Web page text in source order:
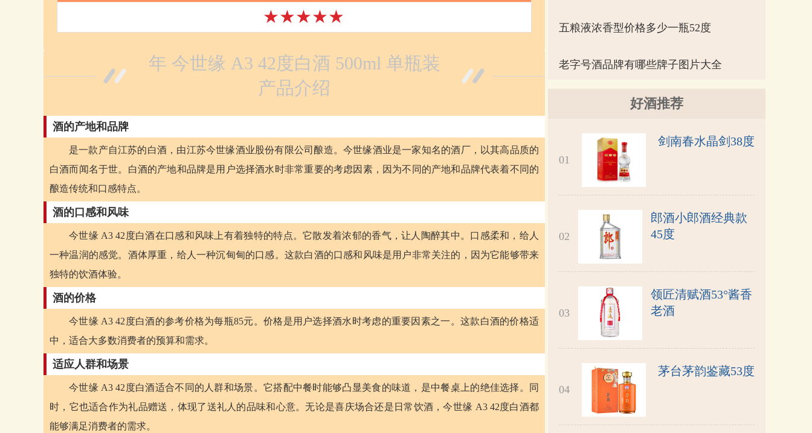
★★★★★
年 今世缘 A3 42度白酒 500ml 单瓶装
产品介绍
酒的产地和品牌
是一款产自江苏的白酒，由江苏今世缘酒业股份有限公司酿造。今世缘酒业是一家知名的酒厂，以其高品质的
白酒而闻名于世。白酒的产地和品牌是用户选择酒水时非常重要的考虑因素，因为不同的产地和品牌代表着不同的
酿造传统和口感特点。
酒的口感和风味
今世缘 A3 42度白酒在口感和风味上有着独特的特点。它散发着浓郁的香气，让人陶醉其中。口感柔和，给人
一种温润的感觉。酒体厚重，给人一种沉甸甸的口感。这款白酒的口感和风味是用户非常关注的，因为它能够带来
独特的饮酒体验。
酒的价格
今世缘 A3 42度白酒的参考价格为每瓶85元。价格是用户选择酒水时考虑的重要因素之一。这款白酒的价格适
中，适合大多数消费者的预算和需求。
适应人群和场景
今世缘 A3 42度白酒适合不同的人群和场景。它搭配中餐时能够凸显美食的味道，是中餐桌上的绝佳选择。同
时，它也适合作为礼品赠送，体现了送礼人的品味和心意。无论是喜庆场合还是日常饮酒，今世缘 A3 42度白酒都
能够满足消费者的需求。
五粮液浓香型价格多少一瓶52度
老字号酒品牌有哪些牌子图片大全
好酒推荐
01
剑南春水晶剑38度
02
郎酒小郎酒经典款
45度
03
领匠清赋酒53°酱香
老酒
04
茅台茅韵鉴藏53度